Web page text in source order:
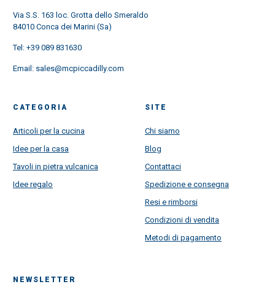
Via S.S. 163 loc. Grotta dello Smeraldo
84010 Conca dei Marini (Sa)
Tel: +39 089 831630
Email: sales@mcpiccadilly.com
CATEGORIA
Articoli per la cucina
Idee per la casa
Tavoli in pietra vulcanica
Idee regalo
SITE
Chi siamo
Blog
Contattaci
Spedizione e consegna
Resi e rimborsi
Condizioni di vendita
Metodi di pagamento
NEWSLETTER